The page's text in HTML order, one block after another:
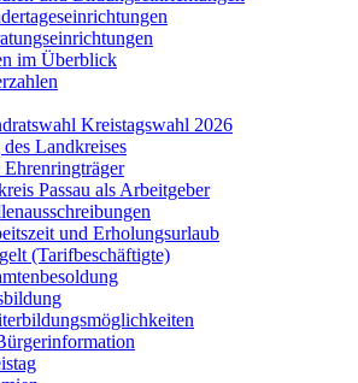
im Überblick
Kreistagswahl 2026
Landkreises
Passau als Arbeitgeber
und Erholungsurlaub
(Tarifbeschäftigte)